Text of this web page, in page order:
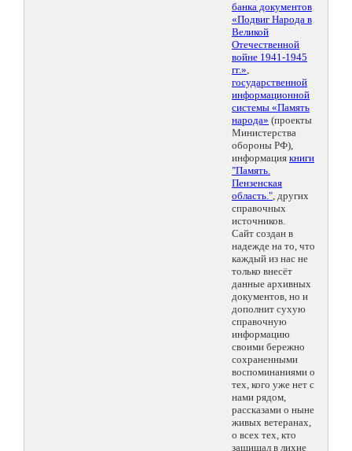
банка документов
«Подвиг Народа в
Великой
Отечественной
войне 1941-1945
гг.»,
государственной
информационной
системы «Память
народа» (проекты
Министерства
обороны РФ),
информация книги
"Память.
Пензенская
область.", других
справочных
источников.
Сайт создан в
надежде на то, что
каждый из нас не
только внесёт
данные архивных
документов, но и
дополнит сухую
справочную
информацию
своими бережно
сохраненными
воспоминаниями о
тех, кого уже нет с
нами рядом,
рассказами о ныне
живых ветеранах,
о всех тех, кто
защищал в лихие